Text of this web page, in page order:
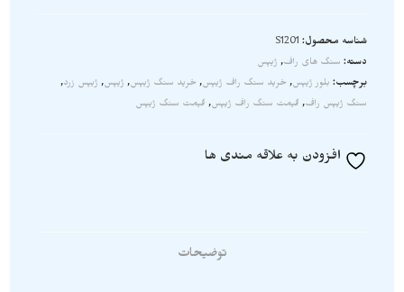
شناسه محصول: S1201
دسته: سنگ های راف, ژیپس
برچسب: بلور ژیپس, خرید سنگ راف ژیپس, خرید سنگ ژیپس, ژیپس, ژیپس زرد,
سنگ ژیپس راف, قیمت سنگ راف ژیپس, قیمت سنگ ژیپس
افزودن به علاقه مندی ها
توضیحات